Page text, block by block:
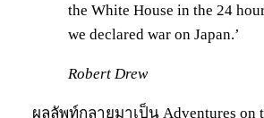
the White House in the 24
we declared war on Japan.’
Robert Drew
ผลลัพท์กลายมาเป็น Adventures on